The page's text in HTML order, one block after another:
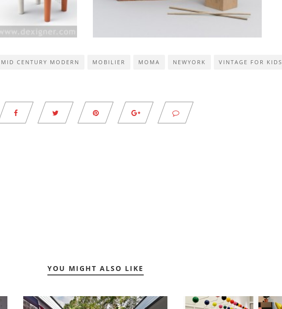
MID CENTURY MODERN MOBILIER MOMA NEWYORK VINTAGE FOR KIDS
YOU MIGHT ALSO LIKE